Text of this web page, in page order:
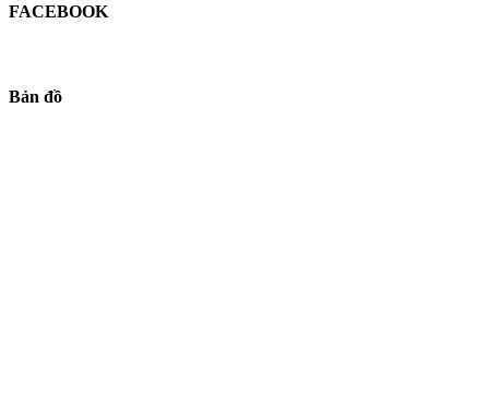
FACEBOOK
Bản đồ